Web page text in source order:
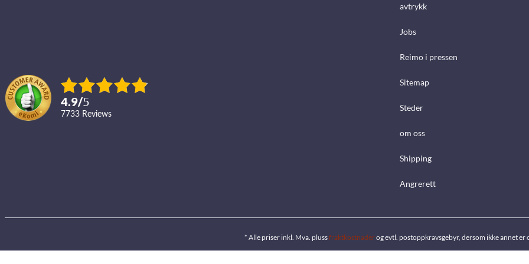
4.9/5
7733 reviews
avtrykk
Jobs
Reimo i pressen
Sitemap
Steder
om oss
Shipping
Angrerett
* Alle priser inkl. Mva. plussfraktkostnaderog evtl. postoppkravsgebyr, dersom ikke annet er